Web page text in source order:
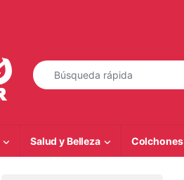
Búsqueda de:
Salud y Belleza Colchones